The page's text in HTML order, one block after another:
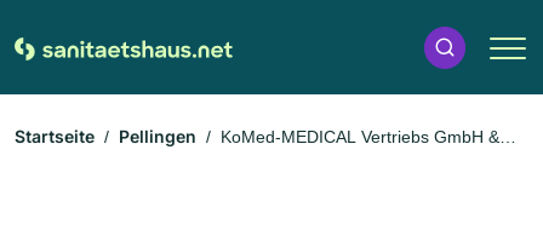
Startseite Pellingen
KoMed-MEDICAL Vertriebs GmbH &